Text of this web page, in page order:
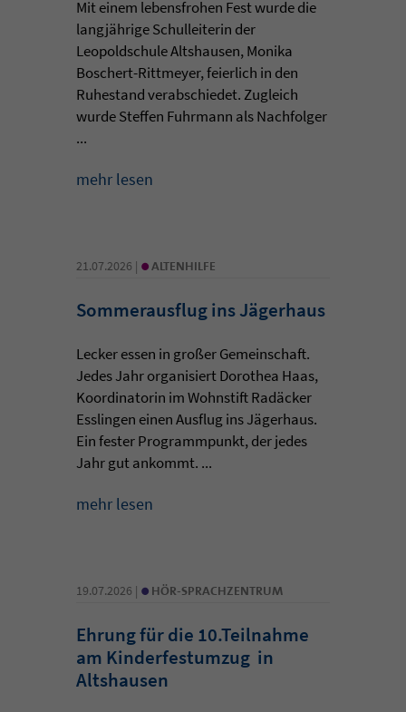
Mit einem lebensfrohen Fest wurde die
langjährige Schulleiterin der
Leopoldschule Altshausen, Monika
Boschert-Rittmeyer, feierlich in den
Ruhestand verabschiedet. Zugleich
wurde Steffen Fuhrmann als Nachfolger
...
mehr lesen
21.07.2026 | • ALTENHILFE
Sommerausflug ins Jägerhaus
Lecker essen in großer Gemeinschaft.
Jedes Jahr organisiert Dorothea Haas,
Koordinatorin im Wohnstift Radäcker
Esslingen einen Ausflug ins Jägerhaus.
Ein fester Programmpunkt, der jedes
Jahr gut ankommt. ...
mehr lesen
19.07.2026 | • HÖR-SPRACHZENTRUM
Ehrung für die 10.Teilnahme
am Kinderfestumzug in
Altshausen